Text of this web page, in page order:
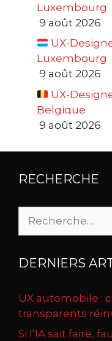
Luxembourg
9 août 2026
UX-
Luxembourg
9 août 2026
UX-
Belgique
9 août 2026
RECHERCHE
DERNIERS
UX automobile :
transparents
Si l’IA sait faire,